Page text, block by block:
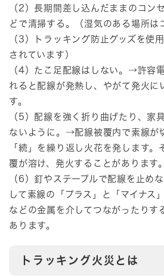
（2）長期間差し込んだままのコン
どで清掃する。（湿気のある場所は
（3）トラッキング防止グッズを使
されています）
（4）たこ足配線はしない。→許容
れると配線が発熱し、やがて発火に
す。
（5）配線を強く折り曲げたり、家
ないように。→配線被覆内で素線が
「続」を繰り返し火花を発します。
覆が溶け、発火することがあります。
（6）釘やステープルで配線を止め
して素線の「プラス」と「マイナス
などの金属を介してつながったりす
あります。
トラッキング火災とは